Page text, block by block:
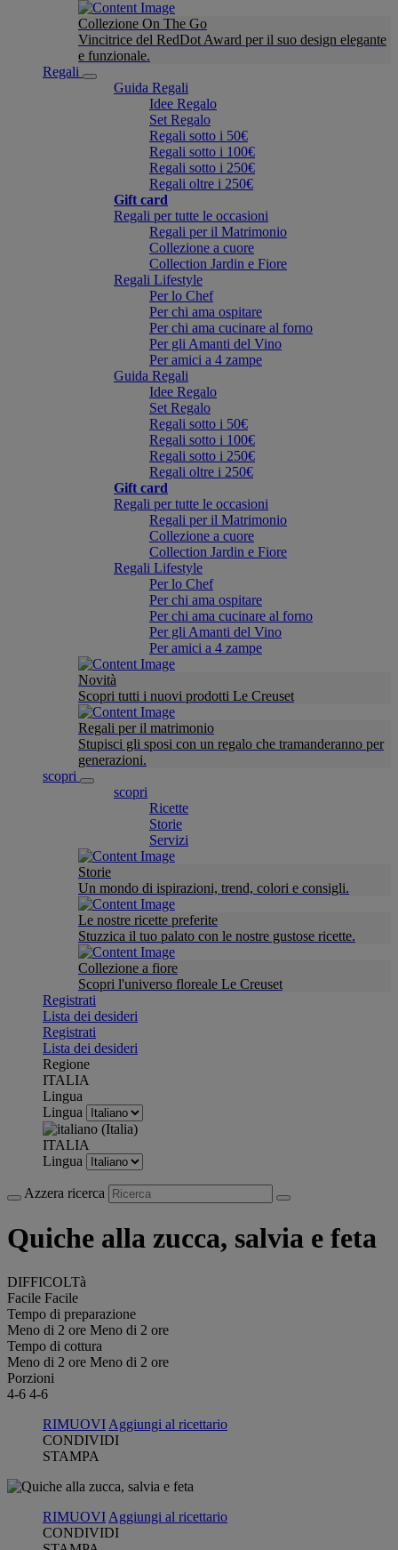
Collezione On The Go
Vincitrice del RedDot Award per il suo design elegante
e funzionale.
Regali
Guida Regali
Idee Regalo
Set Regalo
Regali sotto i 50€
Regali sotto i 100€
Regali sotto i 250€
Regali oltre i 250€
Gift card
Regali per tutte le occasioni
Regali per il Matrimonio
Collezione a cuore
Collection Jardin e Fiore
Regali Lifestyle
Per lo Chef
Per chi ama ospitare
Per chi ama cucinare al forno
Per gli Amanti del Vino
Per amici a 4 zampe
Guida Regali
Idee Regalo
Set Regalo
Regali sotto i 50€
Regali sotto i 100€
Regali sotto i 250€
Regali oltre i 250€
Gift card
Regali per tutte le occasioni
Regali per il Matrimonio
Collezione a cuore
Collection Jardin e Fiore
Regali Lifestyle
Per lo Chef
Per chi ama ospitare
Per chi ama cucinare al forno
Per gli Amanti del Vino
Per amici a 4 zampe
Novità
Scopri tutti i nuovi prodotti Le Creuset
Regali per il matrimonio
Stupisci gli sposi con un regalo che tramanderanno per
generazioni.
scopri
scopri
Ricette
Storie
Servizi
Storie
Un mondo di ispirazioni, trend, colori e consigli.
Le nostre ricette preferite
Stuzzica il tuo palato con le nostre gustose ricette.
Collezione a fiore
Scopri l'universo floreale Le Creuset
Registrati
Lista dei desideri
Registrati
Lista dei desideri
Regione
ITALIA
Lingua
Lingua
ITALIA
Lingua
Azzera ricerca
Quiche alla zucca, salvia e feta
DIFFICOLTà
Facile Facile
Tempo di preparazione
Meno di 2 ore Meno di 2 ore
Tempo di cottura
Meno di 2 ore Meno di 2 ore
Porzioni
4-6 4-6
RIMUOVI Aggiungi al ricettario
CONDIVIDI
STAMPA
RIMUOVI Aggiungi al ricettario
CONDIVIDI